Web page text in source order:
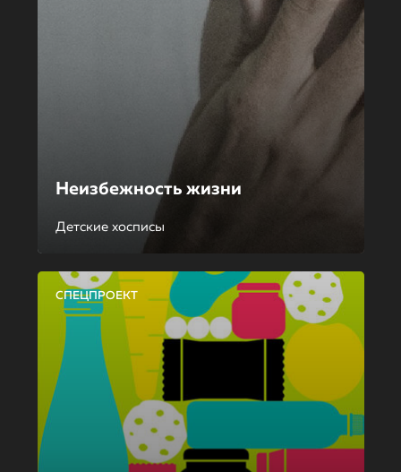
Неизбежность жизни
Детские хосписы
СПЕЦПРОЕКТ